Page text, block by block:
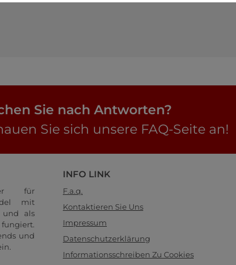
Sie nach Antworten?
Sie sich unsere FAQ-Seite an!
für
mit
und als
und
INFO LINK
F.a.q.
Kontaktieren Sie Uns
Impressum
Datenschutzerklärung
Informationsschreiben Zu Cookies